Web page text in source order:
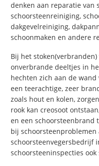
denken aan reparatie van
schoorsteenreiniging,
dakgevelreiniging,
schoonmaken en andere
Bij het
onverbrande deeltjes in
hechten zich aan de
een teerachtige, zeer
zoals hout en kolen,
rook kan creosoot
en een schoorsteenbrand
bij
schoorsteenvegersbedrijf
schoorsteeninspecties